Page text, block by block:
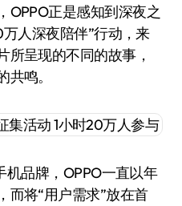
OPPO正是感知到深夜之
人深夜陪伴”行动，来
所呈现的不同的故事，
鸣。
品牌，OPPO一直以年
而将“用户需求”放在首